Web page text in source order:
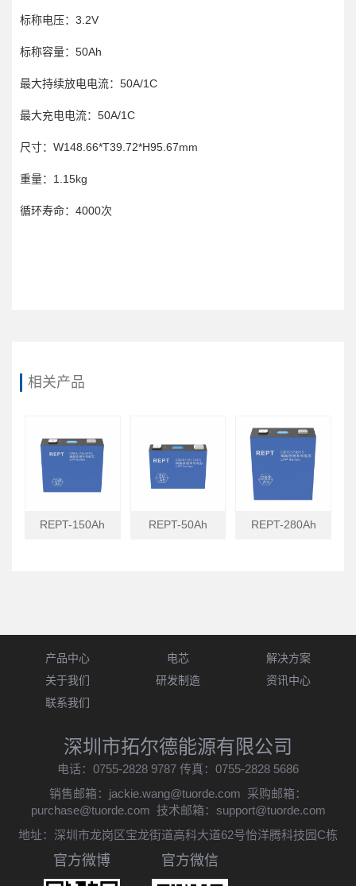
标称电压：3.2V
标称容量：50Ah
最大持续放电电流：50A/1C
最大充电电流：50A/1C
尺寸：W148.66*T39.72*H95.67mm
重量：1.15kg
循环寿命：4000次
相关产品
REPT-150Ah REPT-50Ah REPT-280Ah
产品中心 电芯
解决方案
关于我们
研发制造
资讯中心
联系我们
深圳市拓尔德能源有限公司
电话：0755-2828 9787 传真：0755-2828 5686
销售邮箱： jackie.wang@tuorde.com 采购邮箱：
purchase@tuorde.com 技术邮箱： support@tuorde.com
地址：深圳市龙岗区宝龙街道高科大道62号怡洋腾科技园C栋
官方微博 官方微信